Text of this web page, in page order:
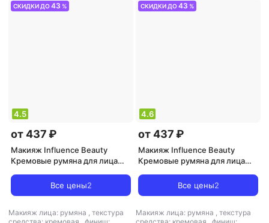
кремовый
СКИДКИ ДО43 %
4.5
от 437 ₽
Макияж Influence Beauty
Кремовые румяна для лица
Все цены2
Макияж лица: румяна , текстура
СКИДКИ ДО43 %
4.6
от 437 ₽
Макияж Influence Beauty
Кремовые румяна для лица
4602006382676
Все цены2
Макияж лица: румяна , текстура